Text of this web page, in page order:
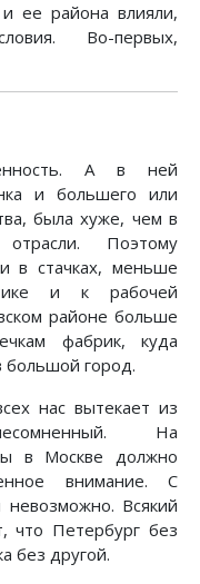
ее района влияли,
Во-первых,
А в ней
и большего или
была хуже, чем в
отрасли. Поэтому
в стачках, меньше
и к рабочей
районе больше
фабрик, куда
большой город.
нас вытекает из
На
в Москве должно
внимание. С
невозможно. Всякий
что Петербург без
без другой.